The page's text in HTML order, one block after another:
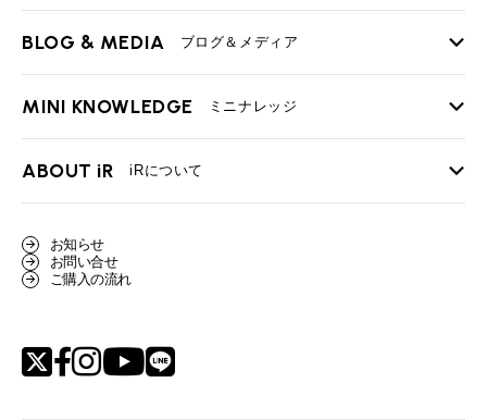
必要書類
BMWミニ買取査定依頼
ローバーミニ買取査定依頼
TOP
最近の修理実績
BLOG & MEDIA ブログ＆メディア
TOP
User's Voice 購入者様の声
Part's Report
MINI KNOWLEDGE ミニナレッジ
TOP
ローバーミニナレッジ
ABOUT iR iRについて
スタッフ紹介
リクルート
お知らせ
お問い合せ
ご購入の流れ